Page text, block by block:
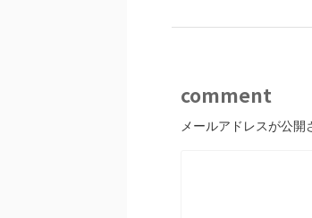
comment
メールアドレスが公開